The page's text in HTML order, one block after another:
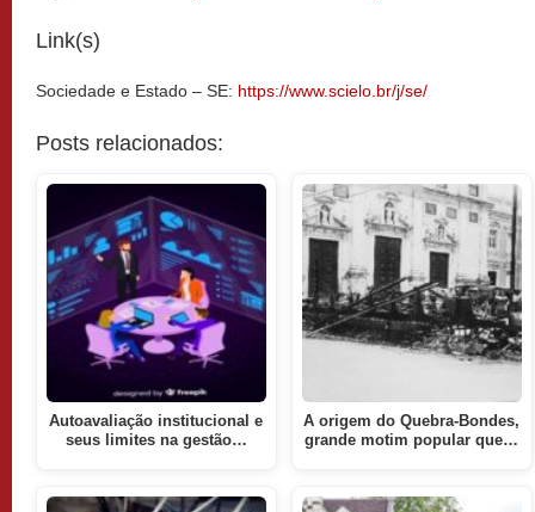
Link(s)
Sociedade e Estado – SE: https://www.scielo.br/j/se/
Posts relacionados:
Autoavaliação institucional e
seus limites na gestão…
A origem do Quebra-Bondes,
grande motim popular que…